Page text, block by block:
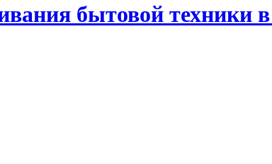
бытовой техники